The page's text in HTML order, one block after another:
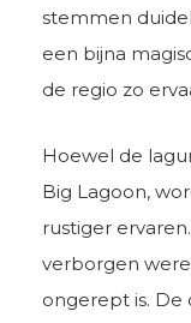
stemmen
een bijna
de regio zo
Hoewel de
Big Lagoon,
rustiger
verborgen
ongerept is. De